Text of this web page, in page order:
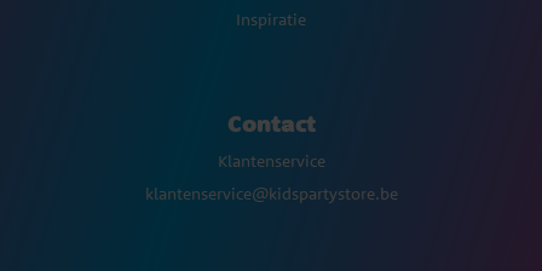
Inspiratie
Contact
Klantenservice
klantenservice@kidspartystore.be